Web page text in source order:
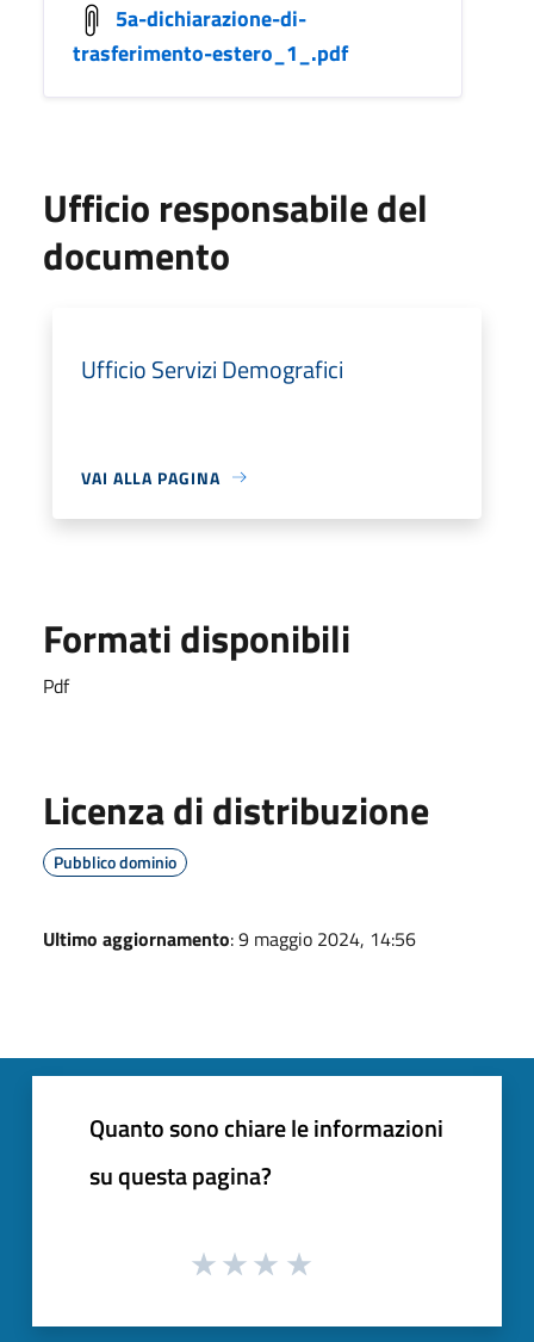
5a-dichiarazione-di-
trasferimento-estero_1_.pdf
Ufficio responsabile del
documento
Ufficio Servizi Demografici
VAI ALLA PAGINA
Formati disponibili
Pdf
Licenza di distribuzione
Pubblico dominio
Ultimo aggiornamento: 9 maggio 2024, 14:56
Quanto sono chiare le informazioni
su questa pagina?